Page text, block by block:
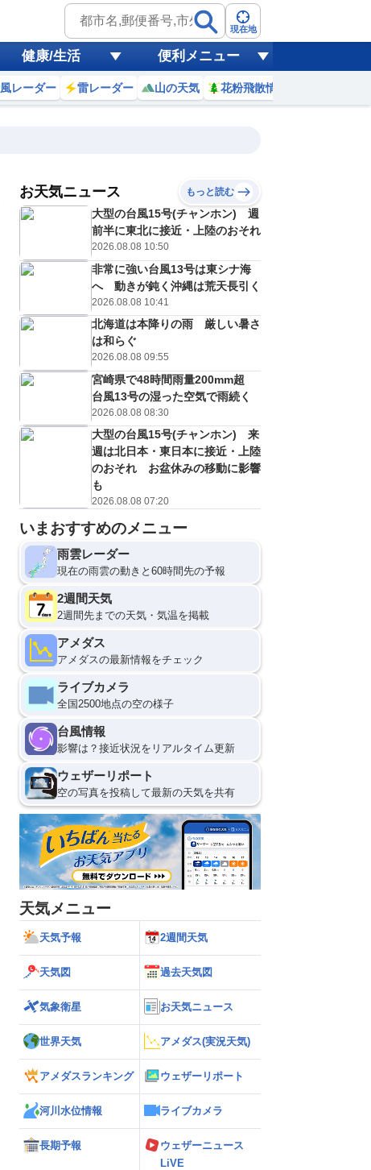
現在地
健康/生活 便利メニュー
風レーダー 雷レーダー 山の天気 花粉飛散情報
4
ミリ
22
m/s
5
0 ミリ
21
0m/s
6
0 ミリ
22
7
0ミリ
8
0ミリ
お天気ニュース もっと読む
大型の台風15号(チャンホン) 週
前半に東北に接近・上陸のおそれ
2026.08.08 10:50
非常に強い台風13号は東シナ海
へ 動きが鈍く沖縄は荒天長引く
2026.08.08 10:41
北海道は本降りの雨 厳しい暑さ
は和らぐ
2026.08.08 09:55
宮崎県で48時間雨量200mm超
台風13号の湿った空気で雨続く
2026.08.08 08:30
大型の台風15号(チャンホン) 来
週は北日本・東日本に接近・上陸
のおそれ お盆休みの移動に影響
も
2026.08.08 07:20
いまおすすめのメニュー
雨雲レーダー
現在の雨雲の動きと60時間先の予報
2週間天気
2週間先までの天気・気温を掲載
アメダス
アメダスの最新情報をチェック
ライブカメラ
全国2500地点の空の様子
台風情報
影響は？接近状況をリアルタイム更新
ウェザーリポート
空の写真を投稿して最新の天気を共有
天気メニュー
天気予報 2週間天気
天気図 過去天気図
気象衛星 お天気ニュース
世界天気 アメダス(実況天気)
アメダスランキング ウェザーリポート
河川水位情報 ライブカメラ
長期予報
ウェザーニュース
LiVE